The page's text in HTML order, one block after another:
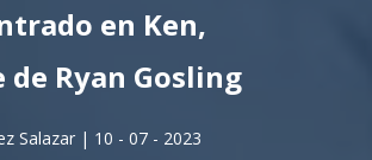
en Ken,
de Ryan Gosling
Salazar | 10 - 07 - 2023